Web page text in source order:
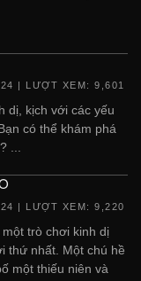
| LƯỢT XEM: 9,601
dị, kịch với các yếu
có thể khám phá
...
| LƯỢT XEM: 9,220
trò chơi kinh dị
thứ nhất. Một chú hề
một thiếu niên và